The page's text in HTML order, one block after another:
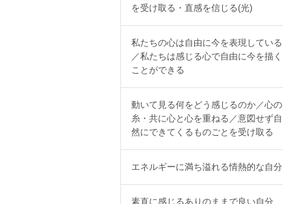
を受け取る・直感を信じる(光)
私たちの心は自由に今を表現している
／私たちは感じる心で自由に今を描く
ことができる
動いて見る何をどう感じるのか／心の
糸・共に心と心を重ねる／意図せず自
然にできてくるものごとを受け取る
エネルギーに満ち溢れる情熱的な自分
素直に感じるありのままで良い自分